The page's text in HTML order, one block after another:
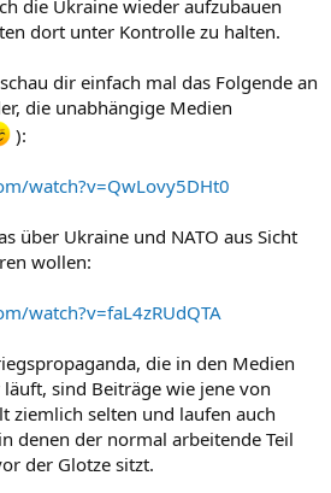
die Ukraine wieder aufzubauen
dort unter Kontrolle zu halten.
dir einfach mal das Folgende an
die unabhängige Medien
):
watch?v=QwLovy5DHt0
über Ukraine und NATO aus Sicht
wollen:
watch?v=faL4zRUdQTA
die in den Medien
sind Beiträge wie jene von
ziemlich selten und laufen auch
denen der normal arbeitende Teil
der Glotze sitzt.